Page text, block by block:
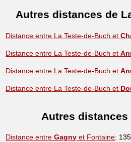
Autres distances de
Distance entre La Teste-de-Buch et
Distance entre La Teste-de-Buch et
Distance entre La Teste-de-Buch et
Distance entre La Teste-de-Buch et
Autres distances
Distance entreGagny et Fontaine: